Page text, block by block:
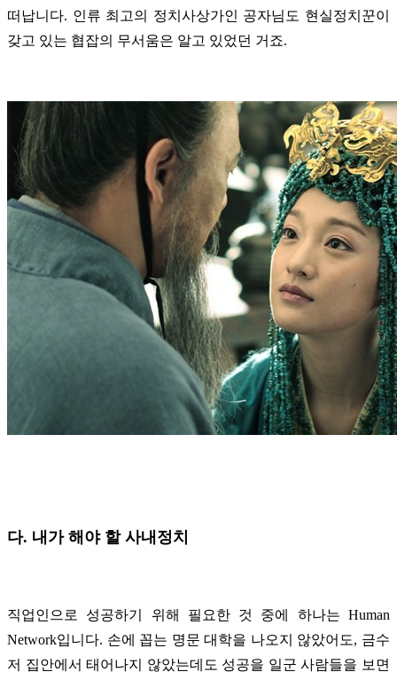
떠납니다. 인류 최고의 정치사상가인 공자님도 현실정치꾼이
갖고 있는 협잡의 무서움은 알고 있었던 거죠.
다. 내가 해야 할 사내정치
직업인으로 성공하기 위해 필요한 것 중에 하나는 Human
Network입니다. 손에 꼽는 명문 대학을 나오지 않았어도, 금수
저 집안에서 태어나지 않았는데도 성공을 일군 사람들을 보면